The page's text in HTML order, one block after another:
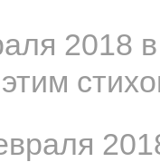
2018